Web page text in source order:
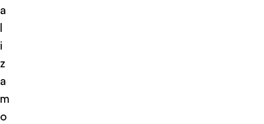
a
l
i
z
a
m
o